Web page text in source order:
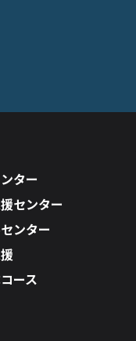
ター
センター
ンター
ース